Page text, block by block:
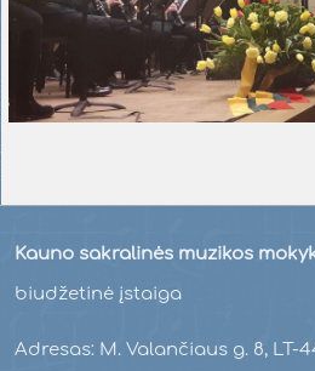
Kauno sakralinės muzikos
biudžetinė įstaiga
Adresas: M. Valančiaus g. 8, LT-